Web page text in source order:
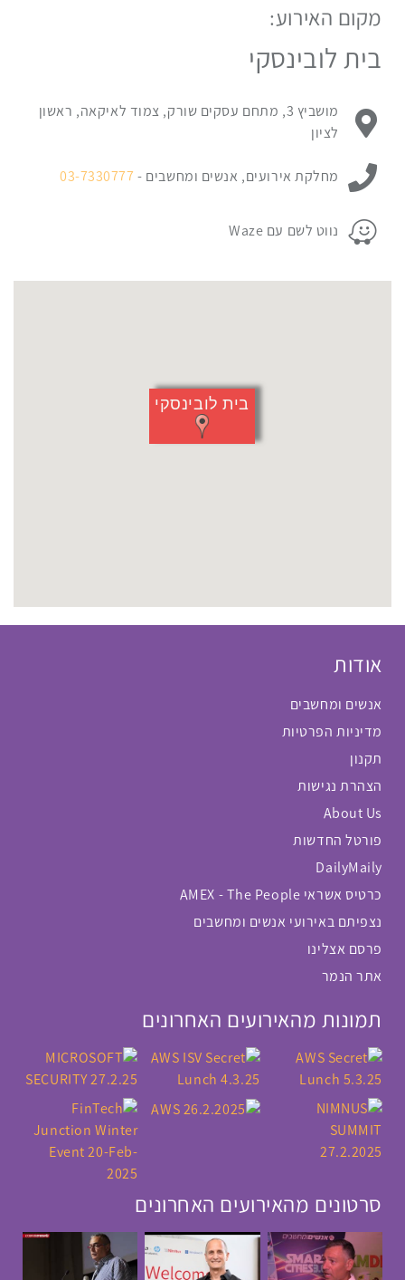
מקום האירוע:
בית לובינסקי
כתובת מקום האירוע:מושביץ 3, מתחם עסקים שורק, צמוד לאיקאה, ראשון
לציון
מחלקת אירועים, אנשים ומחשבים - 03-7330777
נווט לשם עם Waze
גוגל
האירוע.
כדי
מעל
בית לובינסקי
אודות
אנשים ומחשבים
מדיניות הפרטיות
תקנון
הצהרת נגישות
About Us
פורטל החדשות
DailyMaily
כרטיס אשראי AMEX - The People
נצפיתם באירועי אנשים ומחשבים
פרסם אצלינו
אתר הנמר
תמונות מהאירועים האחרונים
סרטונים מהאירועים האחרונים